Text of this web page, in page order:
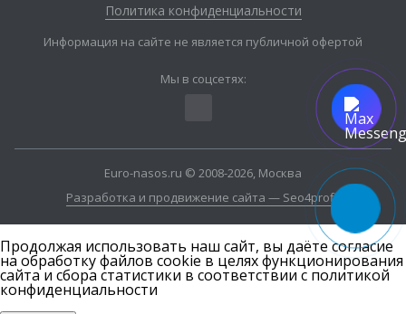
Политика конфиденциальности
Информация на сайте не является публичной офертой
Мы в соцсетях:
Euro-nasos.ru © 2008-2026, Москва
Разработка и продвижение сайта — Seo4profit
Продолжая использовать наш сайт, вы даёте согласие
на обработку файлов cookie в целях функционирования
сайта и сбора статистики в соответствии с политикой
конфиденциальности